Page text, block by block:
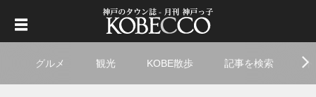
グルメ 観光 KOBE散歩 記事を検索